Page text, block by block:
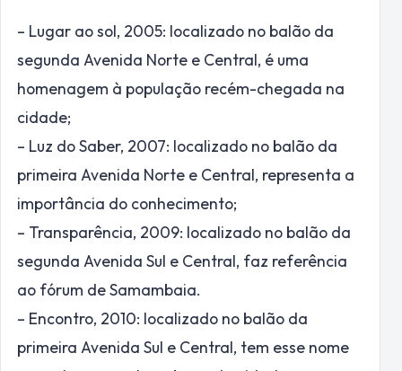
– Lugar ao sol, 2005: localizado no balão da
segunda Avenida Norte e Central, é uma
homenagem à população recém-chegada na
cidade;
– Luz do Saber, 2007: localizado no balão da
primeira Avenida Norte e Central, representa a
importância do conhecimento;
– Transparência, 2009: localizado no balão da
segunda Avenida Sul e Central, faz referência
ao fórum de Samambaia.
– Encontro, 2010: localizado no balão da
primeira Avenida Sul e Central, tem esse nome